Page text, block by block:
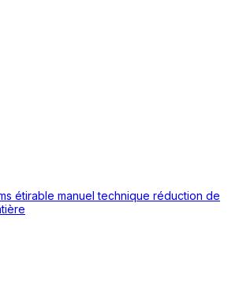
étirable manuel technique réduction de